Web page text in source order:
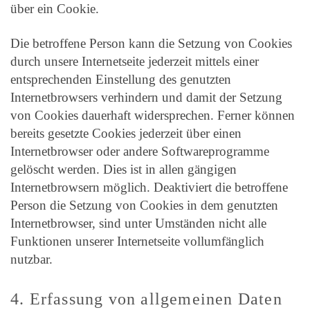
über ein Cookie.
Die betroffene Person kann die Setzung von Cookies
durch unsere Internetseite jederzeit mittels einer
entsprechenden Einstellung des genutzten
Internetbrowsers verhindern und damit der Setzung
von Cookies dauerhaft widersprechen. Ferner können
bereits gesetzte Cookies jederzeit über einen
Internetbrowser oder andere Softwareprogramme
gelöscht werden. Dies ist in allen gängigen
Internetbrowsern möglich. Deaktiviert die betroffene
Person die Setzung von Cookies in dem genutzten
Internetbrowser, sind unter Umständen nicht alle
Funktionen unserer Internetseite vollumfänglich
nutzbar.
4. Erfassung von allgemeinen Daten